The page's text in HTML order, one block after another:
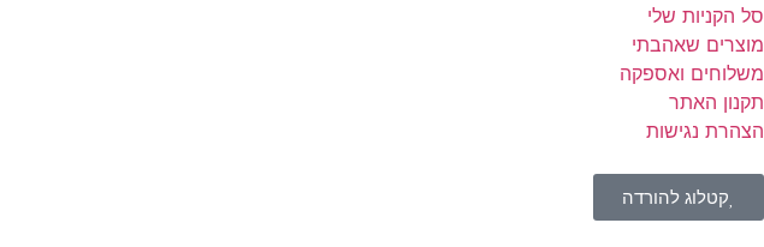
סל הקניות שלי
מוצרים שאהבתי
משלוחים ואספקה
תקנון האתר
הצהרת נגישות
קטלוג להורדה